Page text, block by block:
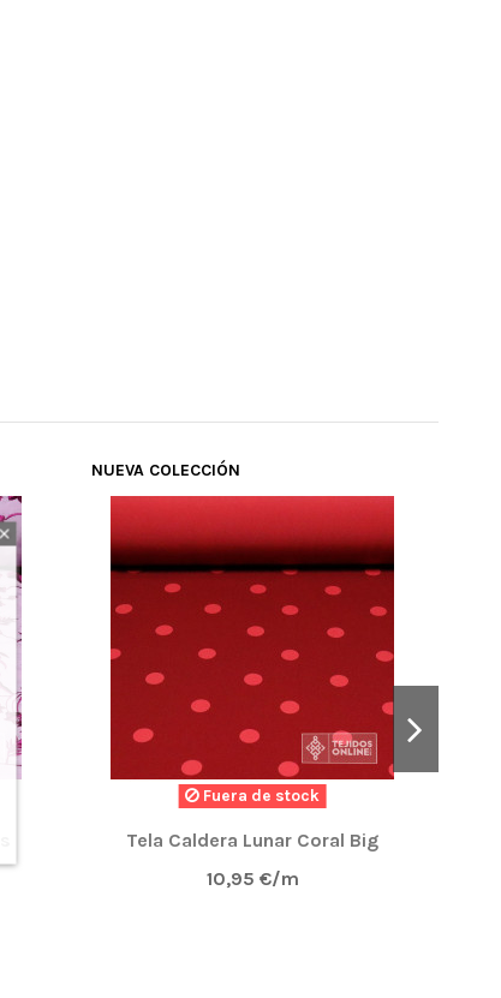
NUEVA COLECCIÓN
Fuera de stock
Tela Caldera Lunar Coral Big
10,95 €/m